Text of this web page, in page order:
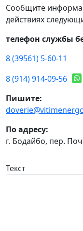
Сообщите
действиях
телефон службы
8 (39561) 5-60-11
8 (914) 914-09-56
Пишите:
По адресу:
г. Бодайбо, пер.
Текст